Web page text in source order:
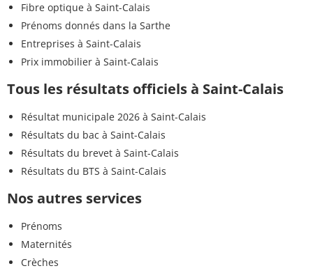
Fibre optique à Saint-Calais
Prénoms donnés dans la Sarthe
Entreprises à Saint-Calais
Prix immobilier à Saint-Calais
Tous les résultats officiels à Saint-Calais
Résultat municipale 2026 à Saint-Calais
Résultats du bac à Saint-Calais
Résultats du brevet à Saint-Calais
Résultats du BTS à Saint-Calais
Nos autres services
Prénoms
Maternités
Crèches